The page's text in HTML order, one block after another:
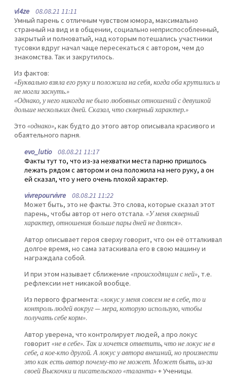
vl4ze 08.08.21 11:11
Умный парень с отличным чувством юмора, максимально
странный на вид и в общении, социально неприспособленный,
закрытый и полноватый, над которым потешались участники
тусовки вдруг начал чаще пересекаться с автором, чем до
знакомства. Так и закрутилось.
Из фактов:
«Буквально взяла его руку и положила на себя, когда оба крутились и
не могли заснуть.»
«Однако, у него никогда не было любовных отношений с девушкой
дольше нескольких дней. Сказал, что скверный характер.»
Это «однако», как будто до этого автор описывала красивого и
обаятельного парня.
evo_lutio08.08.21 11:17
Факты тут то, что из-за нехватки места парню пришлось
лежать рядом с автором и она положила на него руку, а он
ей сказал, что у него очень плохой характер.
vivrepourvivre 08.08.21 11:22
Может быть, это не факты. Это слова, которые сказал этот
парень, чтобы автор от него отстала. «У меня скверный
характер, отношения больше пары дней не длятся».
Автор описывает героя сверху говорит, что он её отталкивал
долгое время, но сама затаскивала его в свою машину и
награждала собой.
И при этом называет сближение «происходящим с ней», т.е.
рефлексии нет никакой вообще.
Из первого фрагмента: «локус у меня совсем не в себе, то и
контроль людей вокруг — мера, которую использую, чтобы
получать себе корм».
Автор уверена, что контролирует людей, а про локус
говорит«не в себе». Так и хочется ответить, что не локус не в
себе, а кое-кто другой. А локус у автора внешний, но произнести
это как есть автор почему-то не может. Может быть, из-за
своей Выскочки и писательского «таланта»+ Ученицы.